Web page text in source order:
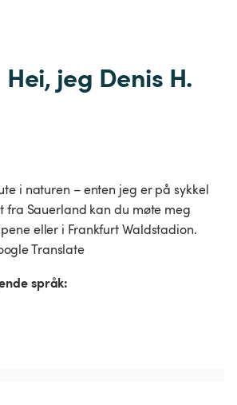
Hei, jeg Denis H.
i naturen – enten jeg er på sykkel
fra Sauerland kan du møte meg
eller i Frankfurt Waldstadion.
Translate
språk: